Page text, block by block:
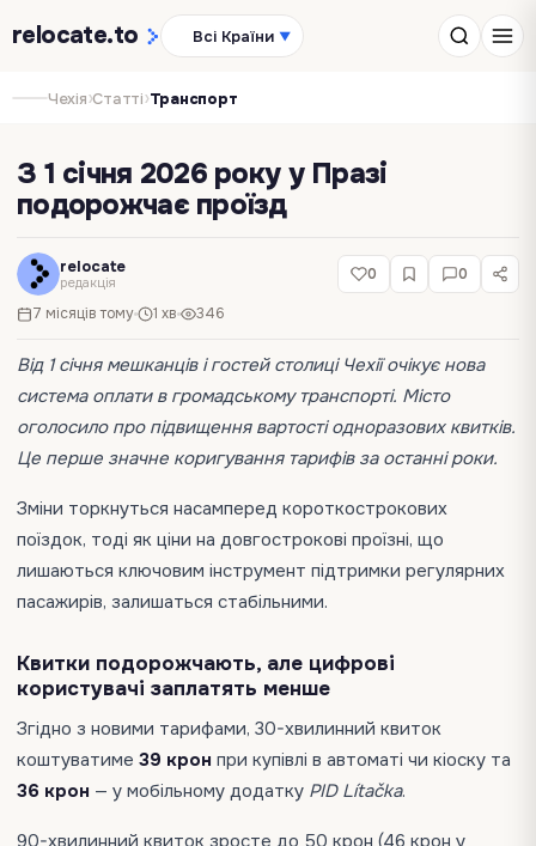
relocate.to Всі Країни ▼
Чехія›Статті›Транспорт
З 1 січня 2026 року у Празі
подорожчає проїзд
relocate
редакція
7 місяців тому 1 хв 346
0 0
Від 1 січня мешканців і гостей столиці Чехії очікує нова
система оплати в громадському транспорті. Місто
оголосило про підвищення вартості одноразових квитків.
Це перше значне коригування тарифів за останні роки.
Зміни торкнуться насамперед короткострокових
поїздок, тоді як ціни на довгострокові проїзні, що
лишаються ключовим інструмент підтримки регулярних
пасажирів, залишаться стабільними.
Квитки подорожчають, але цифрові
користувачі заплатять менше
Згідно з новими тарифами, 30-хвилинний квиток
коштуватиме 39 крон при купівлі в автоматі чи кіоску та
36 крон — у мобільному додатку PID Lítačka.
90-хвилинний квиток зросте до 50 крон (46 крон у